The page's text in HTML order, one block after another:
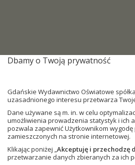
Dbamy o Twoją prywatność
Gdańskie Wydawnictwo Oświatowe
uzasadnionego interesu przetwarza
Dane używane są m. in. w celu
umożliwienia prowadzenia statystyk i ich
pozwala zapewnić Użytkownikom
zamieszczonych na stronie internetowej.
Klikając poniżej „Akceptuję i przechodzę
przetwarzanie danych zbieranych za ich